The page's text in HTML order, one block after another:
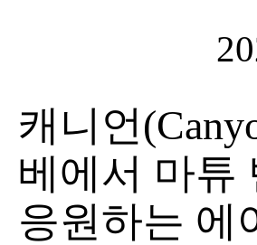
캐니언
베에서 마튜
응원하는 에